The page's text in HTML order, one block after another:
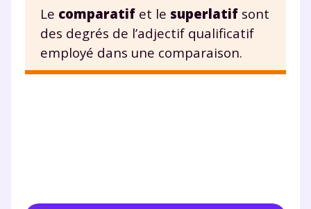
Le comparatif et le superlatif sont
des degrés de l’adjectif qualificatif
employé dans une comparaison.
corrigés ,podcasts de révisions
Unespace dédié aux parentspour
suivre les progrès
Tout le programme scolaire du CP à